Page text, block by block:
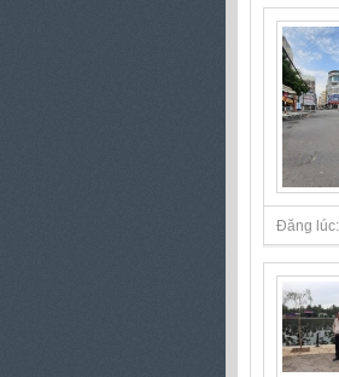
Đăng